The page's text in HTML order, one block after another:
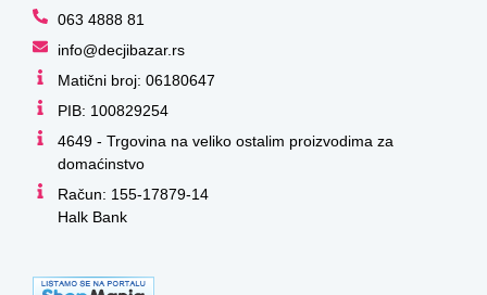
063 4888 81
info@decjibazar.rs
Matični broj: 06180647
PIB: 100829254
4649 - Trgovina na veliko ostalim proizvodima za
domaćinstvo
Račun: 155-17879-14
Halk Bank